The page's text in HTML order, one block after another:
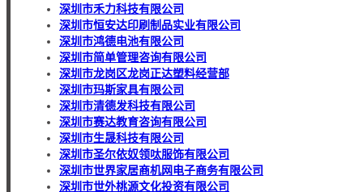
深圳市禾力科技有限公司
深圳市恒安达印刷制品实业有限公司
深圳市鸿德电池有限公司
深圳市简单管理咨询有限公司
深圳市龙岗区龙岗正达塑料经营部
深圳市玛斯家具有限公司
深圳市清德发科技有限公司
深圳市赛达教育咨询有限公司
深圳市生晟科技有限公司
深圳市圣尔依奴领呔服饰有限公司
深圳市世界家居商机网电子商务有限公司
深圳市世外桃源文化投资有限公司